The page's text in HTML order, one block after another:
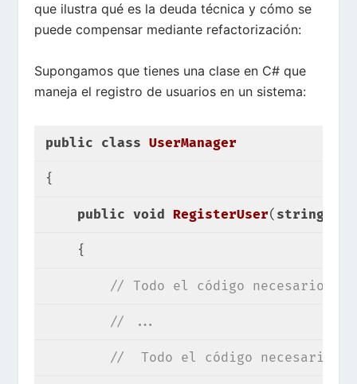
que ilustra qué es la deuda técnica y cómo se
puede compensar mediante refactorización:
Supongamos que tienes una clase en C# que
maneja el registro de usuarios en un sistema:
public class UserManager
{
public void RegisterUser( string
{
// Todo el código necesario
// ...
//  Todo el código necesario